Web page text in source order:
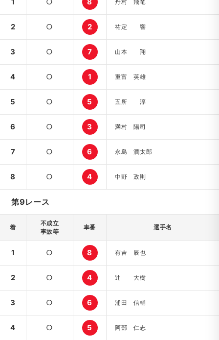
1 ○ 8 丹村 飛竜
2 ○ 2 祐定 響
3 ○ 7 山本 翔
4 ○ 1 重富 英雄
5 ○ 5 五所 淳
6 ○ 3 満村 陽司
7 ○ 6 永島 潤太郎
8 ○ 4 中野 政則
第9レース
着
不成立
事故等
車番 選手名
1 ○ 8 有吉 辰也
2 ○ 4 辻 大樹
3 ○ 6 浦田 信輔
4 ○ 5 阿部 仁志